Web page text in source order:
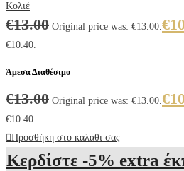
Κολιέ
€13.00 Original price was: €13.00.€
€10.40.
Άμεσα Διαθέσιμο
€13.00 Original price was: €13.00.€
€10.40.
Προσθήκη στο καλάθι σας
Κερδίστε -5% extra